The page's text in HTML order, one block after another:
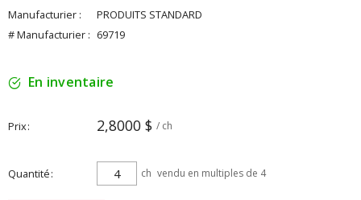
Manufacturier :
PRODUITS STANDARD
# Manufacturier : 69719
En inventaire
Prix 2,8000 $ / ch
Quantité ch vendu en multiples de 4